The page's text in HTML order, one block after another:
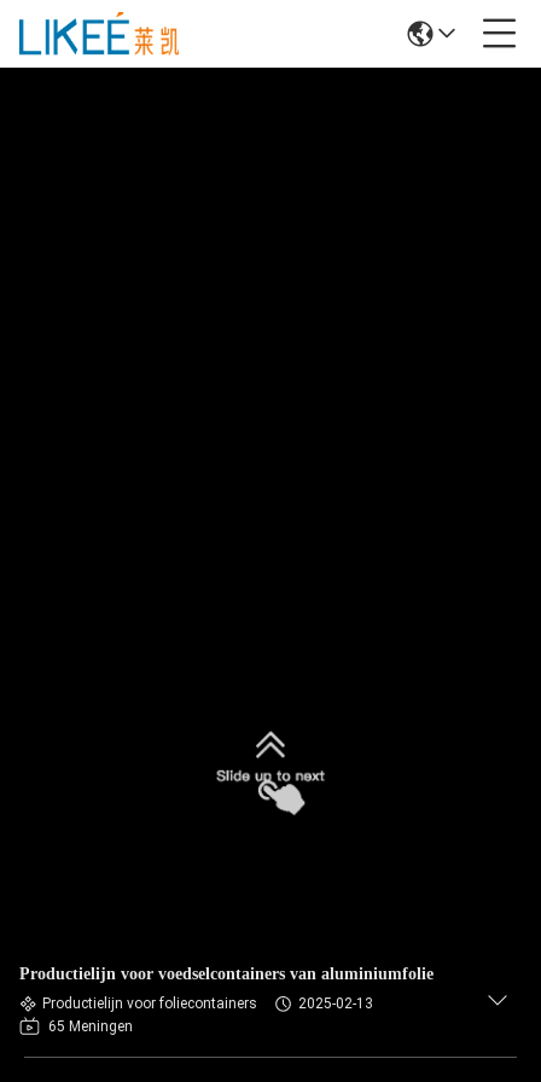
Productielijn voor voedselcontainers van aluminiumfolie
Productielijn voor foliecontainers
2025-02-13
65 Meningen